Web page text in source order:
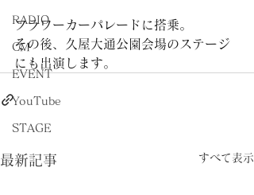
RADIO
CM
EVENT
YouTube
STAGE
フラワーカーパレードに搭乗。
その後、久屋大通公園会場のステージ
にも出演します。
最新記事 すべて表示